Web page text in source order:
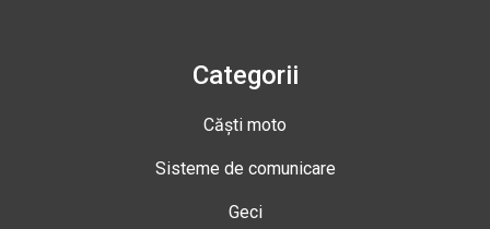
Categorii
Căști moto
Sisteme de comunicare
Geci